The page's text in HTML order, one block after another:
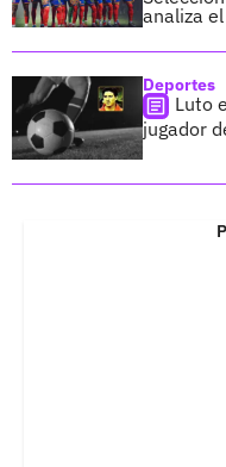
analiza
Deportes
Luto
jugador